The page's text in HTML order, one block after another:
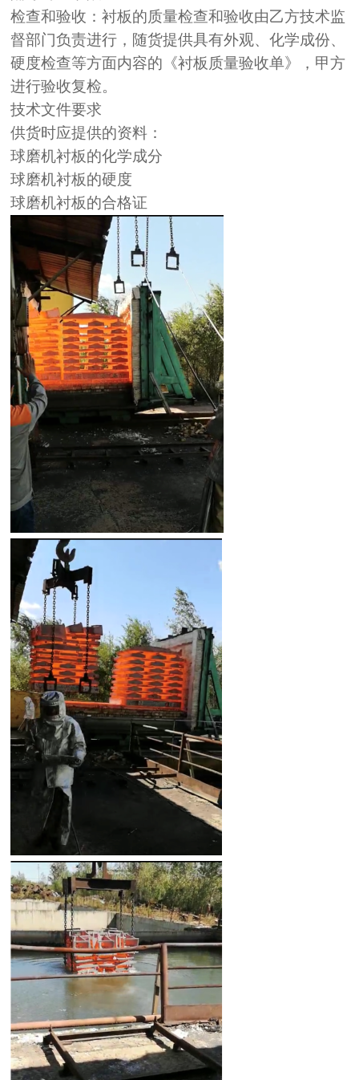
检查和验收：衬板的质量检查和验收由乙方技术监
督部门负责进行，随货提供具有外观、化学成份、
硬度检查等方面内容的《衬板质量验收单》，甲方
进行验收复检。
技术文件要求
供货时应提供的资料：
球磨机衬板的化学成分
球磨机衬板的硬度
球磨机衬板的合格证